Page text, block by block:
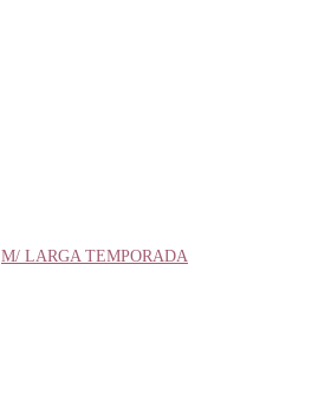
M/ LARGA TEMPORADA